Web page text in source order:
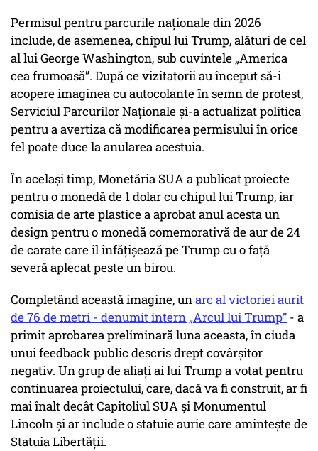
Permisul pentru parcurile naționale din 2026
include, de asemenea, chipul lui Trump, alături de cel
al lui George Washington, sub cuvintele „America
cea frumoasă”. După ce vizitatorii au început să-i
acopere imaginea cu autocolante în semn de protest,
Serviciul Parcurilor Naționale și-a actualizat politica
pentru a avertiza că modificarea permisului în orice
fel poate duce la anularea acestuia.
În același timp, Monetăria SUA a publicat proiecte
pentru o monedă de 1 dolar cu chipul lui Trump, iar
comisia de arte plastice a aprobat anul acesta un
design pentru o monedă comemorativă de aur de 24
de carate care îl înfățișează pe Trump cu o față
severă aplecat peste un birou.
Completând această imagine, unarc al victoriei aurit
de 76 de metri - denumit intern „Arcul lui Trump” - a
primit aprobarea preliminară luna aceasta, în ciuda
unui feedback public descris drept covârșitor
negativ. Un grup de aliați ai lui Trump a votat pentru
continuarea proiectului, care, dacă va fi construit, ar fi
mai înalt decât Capitoliul SUA și Monumentul
Lincoln și ar include o statuie aurie care amintește de
Statuia Libertății.